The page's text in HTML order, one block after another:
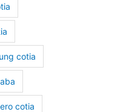
cotia
cotia